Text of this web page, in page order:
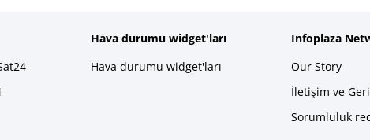
Hava durumu widget'ları
Hava durumu widget'ları
Infoplaza
Our Story
İletişim ve
Sorumluluk